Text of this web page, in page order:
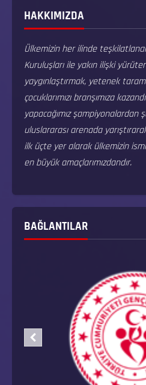
HAKKIMIZDA
Ülkemizin her ilinde
Kuruluşları ile yakın ilişki
yaygınlaştırmak, yetenek
çocuklarımızı branşımıza
yapacağımız şampiyonalardan
uluslararası arenada
ilk üçte yer alarak ülkemizin
en büyük amaçlarımızdandır.
BAĞLANTILAR